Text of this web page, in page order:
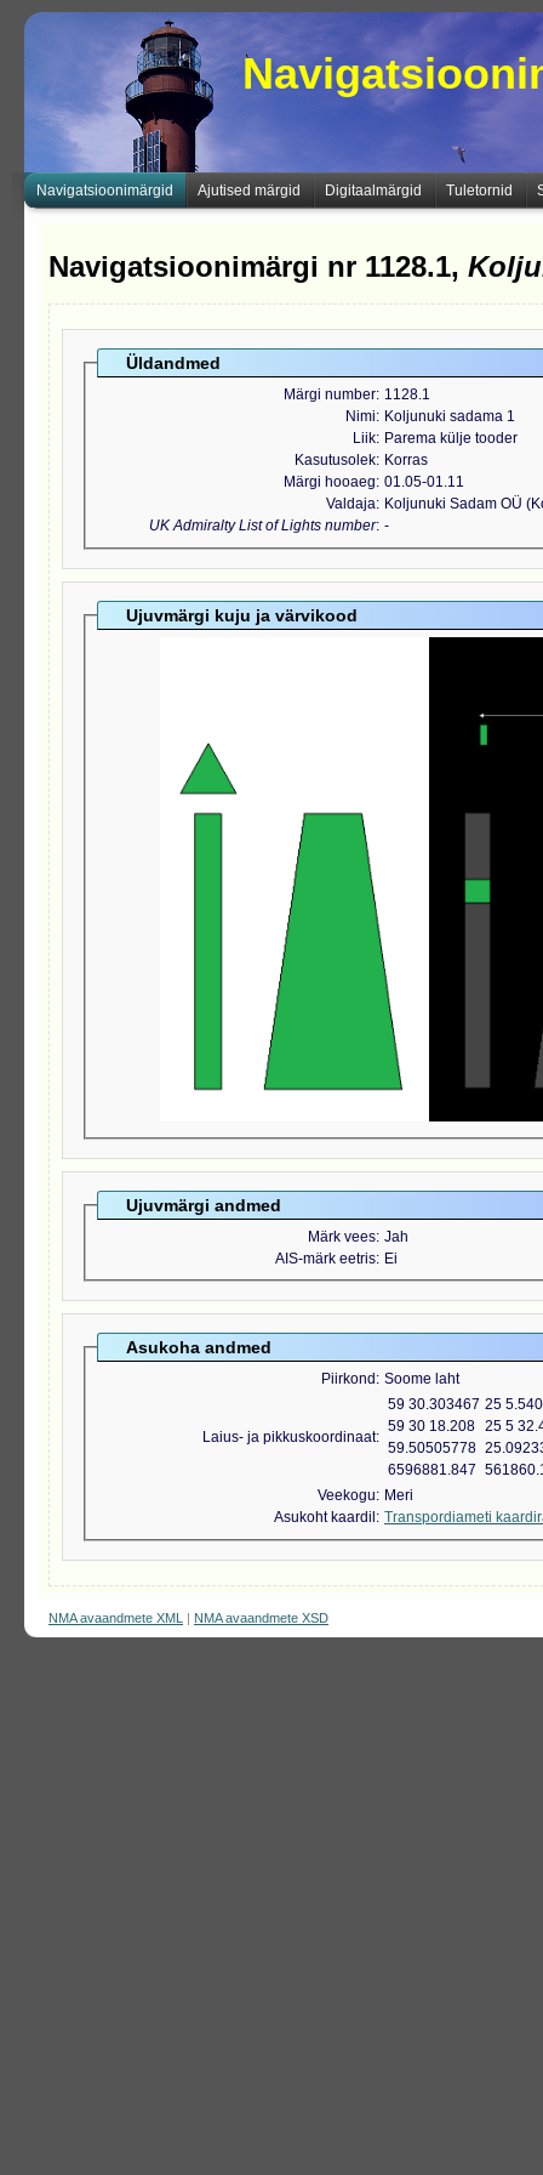
Navigatsioonimärgid Ajutised märgid Digitaalmärgid Tuletornid
Navigatsioonimärgi nr 1128.1,
Üldandmed
Märgi number 1128.1
Nimi
Koljunuki sadama 1
Liik
Parema külje tooder
Kasutusolek
Korras
Märgi hooaeg 01.05-01.11
Valdaja
Koljunuki Sadam OÜ
UK Admiralty List of Lights number -
Ujuvmärgi kuju ja värvikood
Ujuvmärgi andmed
Märk vees Jah
AIS-märk eetris Ei
Asukoha andmed
Piirkond Soome laht
Laius- ja pikkuskoordinaat
59 30.303467 25
59 30 18.208 25 5
59.50505778
6596881.847
Veekogu
Meri
Asukoht kaardil
Transpordiameti
NMA avaandmete XML | NMA avaandmete XSD